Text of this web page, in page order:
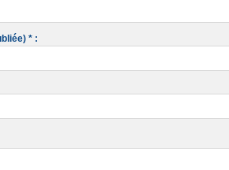
* :